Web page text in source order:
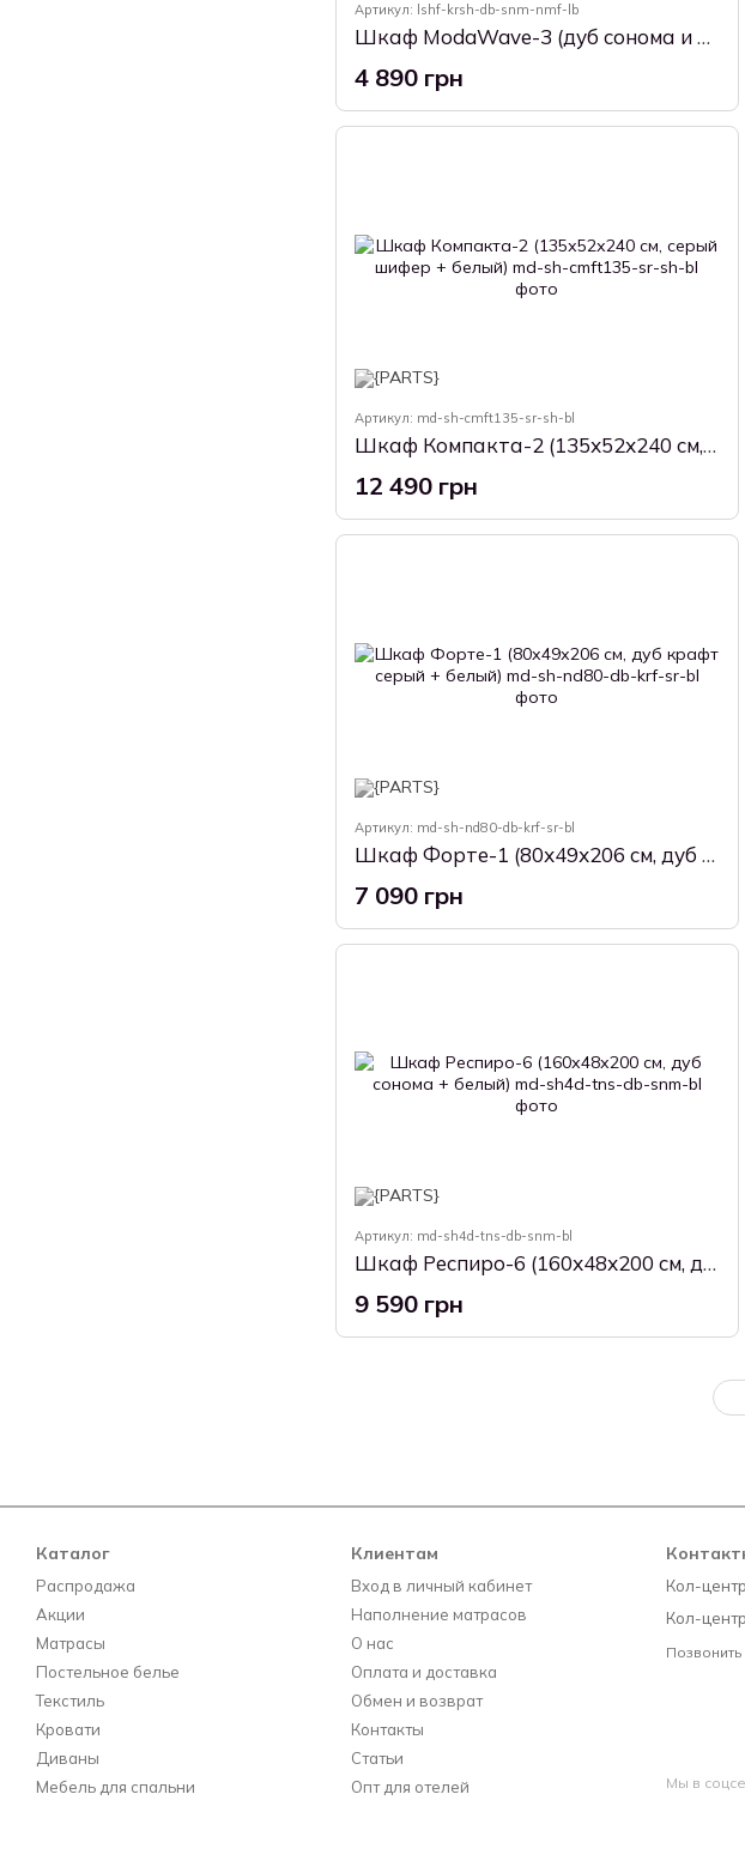
Артикул: lshf-krsh-db-snm-nmf-lb
Шкаф ModaWave-3 (дуб сонома и нимфея альба, 40х43х200 см)
4 890 грн
Артикул: md-sh-cmft135-sr-sh-bl
Шкаф Компакта-2 (135х52х240 см, серый шифер + белый)
12 490 грн
Артикул: md-sh-nd80-db-krf-sr-bl
Шкаф Форте-1 (80х49х206 см, дуб крафт cерый + белый)
7 090 грн
Артикул: md-sh4d-tns-db-snm-bl
Шкаф Респиро-6 (160х48х200 см, дуб сонома + белый)
9 590 грн
Каталог
Распродажа
Акции
Матрасы
Постельное белье
Текстиль
Кровати
Диваны
Мебель для спальни
Клиентам
Вход в личный кабинет
Наполнение матрасов
О нас
Оплата и доставка
Обмен и возврат
Контакты
Статьи
Опт для отелей
Кол-
Кол-
Позвонить
Мы в